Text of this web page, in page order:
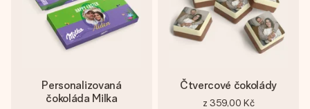
Personalizovaná
čokoláda Milka
Čtvercové čokolády
z 359,00 Kč